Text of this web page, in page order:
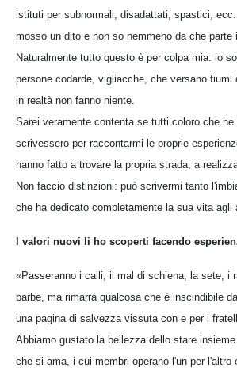
istituti per subnormali, disadattati, spastici,
mosso un dito e non so nemmeno da che parte
Naturalmente tutto questo è per colpa mia: io
persone codarde, vigliacche, che versano fiumi
in realtà non fanno niente.
Sarei veramente contenta se tutti coloro che ne
scrivessero per raccontarmi le proprie
hanno fatto a trovare la propria strada, a
Non faccio distinzioni: può scrivermi tanto
che ha dedicato completamente la sua vita agli
I valori nuovi li ho scoperti facendo
«Passeranno i calli, il mal di schiena, la sete, i
barbe, ma rimarrà qualcosa che è inscindibile
una pagina di salvezza vissuta con e per i
Abbiamo gustato la bellezza dello stare
che si ama, i cui membri operano l'un per l'altro